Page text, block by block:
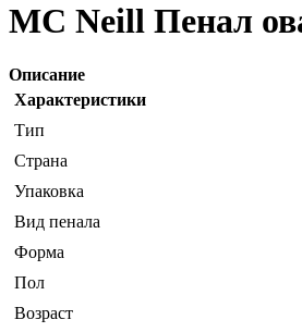
MC Neill Пенал
Описание
Характеристики
Тип
Страна
Упаковка
Вид пенала
Форма
Пол
Возраст